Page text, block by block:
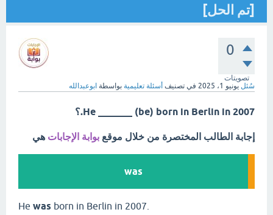
[تم الحل]
0
تصويتات
سُئل يونيو 1، 2025 في تصنيف أسئلة تعليمية بواسطة ابوعبدالله
He _______ (be) born in Berlin in 2007.؟
إجابة الطالب المختصرة من خلال موقع بوابة الإجابات هي
was
He was born in Berlin in 2007.